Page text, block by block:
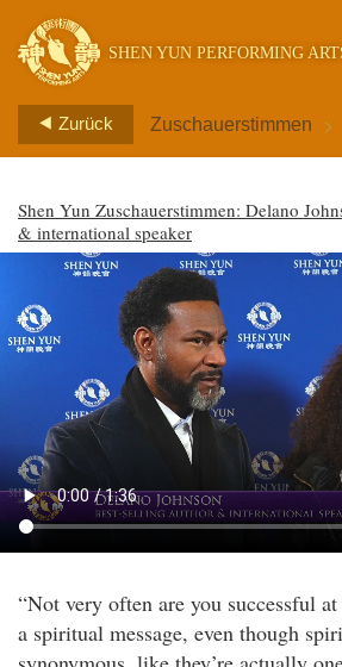
SHEN YUN PERFORMING
Zurück Zuschauerstimmen >
Shen Yun Zuschauerstimmen: Delano
& international speaker
“Not very often are you successful
a spiritual message, even though